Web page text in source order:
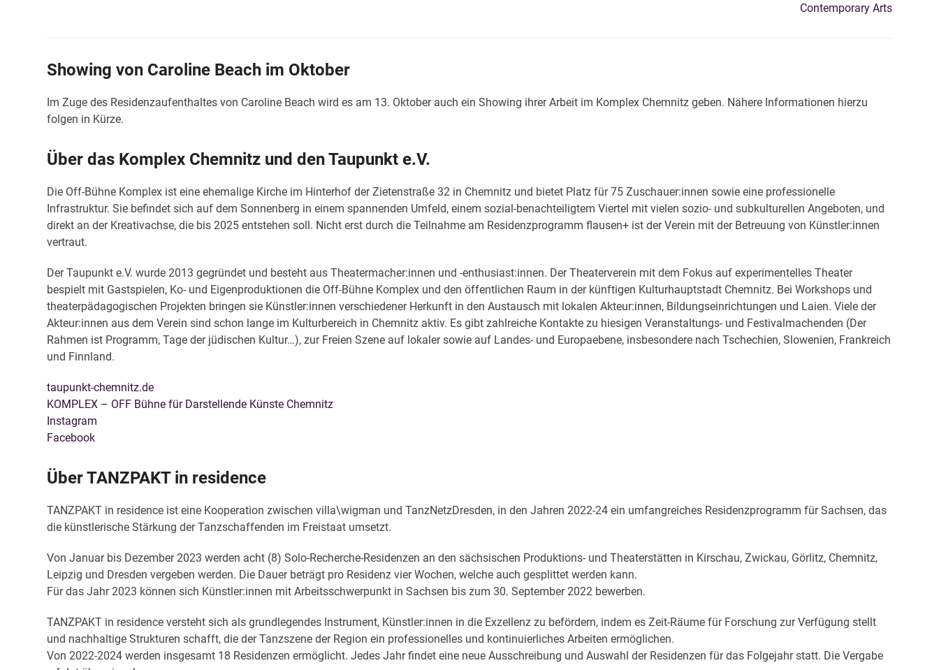
Contemporary Arts
Showing von Caroline Beach im Oktober
Im Zuge des Residenzaufenthaltes von Caroline Beach wird es am 13. Oktober auch ein Showing ihrer Arbeit im Komplex Chemnitz geben. Nähere Informationen hierzu
folgen in Kürze.
Über das Komplex Chemnitz und den Taupunkt e.V.
Die Off-Bühne Komplex ist eine ehemalige Kirche im Hinterhof der Zietenstraße 32 in Chemnitz und bietet Platz für 75 Zuschauer:innen sowie eine professionelle
Infrastruktur. Sie befindet sich auf dem Sonnenberg in einem spannenden Umfeld, einem sozial-benachteiligtem Viertel mit vielen sozio- und subkulturellen Angeboten, und
direkt an der Kreativachse, die bis 2025 entstehen soll. Nicht erst durch die Teilnahme am Residenzprogramm flausen+ ist der Verein mit der Betreuung von Künstler:innen
vertraut.
Der Taupunkt e.V. wurde 2013 gegründet und besteht aus Theatermacher:innen und -enthusiast:innen. Der Theaterverein mit dem Fokus auf experimentelles Theater
bespielt mit Gastspielen, Ko- und Eigenproduktionen die Off-Bühne Komplex und den öffentlichen Raum in der künftigen Kulturhauptstadt Chemnitz. Bei Workshops und
theaterpädagogischen Projekten bringen sie Künstler:innen verschiedener Herkunft in den Austausch mit lokalen Akteur:innen, Bildungseinrichtungen und Laien. Viele der
Akteur:innen aus dem Verein sind schon lange im Kulturbereich in Chemnitz aktiv. Es gibt zahlreiche Kontakte zu hiesigen Veranstaltungs- und Festivalmachenden (Der
Rahmen ist Programm, Tage der jüdischen Kultur…), zur Freien Szene auf lokaler sowie auf Landes- und Europaebene, insbesondere nach Tschechien, Slowenien, Frankreich
und Finnland.
taupunkt-chemnitz.de
KOMPLEX – OFF Bühne für Darstellende Künste Chemnitz
Instagram
Facebook
Über TANZPAKT in residence
TANZPAKT in residence ist eine Kooperation zwischen villa\wigman und TanzNetzDresden, in den Jahren 2022-24 ein umfangreiches Residenzprogramm für Sachsen, das
die künstlerische Stärkung der Tanzschaffenden im Freistaat umsetzt.
Von Januar bis Dezember 2023 werden acht (8) Solo-Recherche-Residenzen an den sächsischen Produktions- und Theaterstätten in Kirschau, Zwickau, Görlitz, Chemnitz,
Leipzig und Dresden vergeben werden. Die Dauer beträgt pro Residenz vier Wochen, welche auch gesplittet werden kann.
Für das Jahr 2023 können sich Künstler:innen mit Arbeitsschwerpunkt in Sachsen bis zum 30. September 2022 bewerben.
TANZPAKT in residence versteht sich als grundlegendes Instrument, Künstler:innen in die Exzellenz zu befördern, indem es Zeit-Räume für Forschung zur Verfügung stellt
und nachhaltige Strukturen schafft, die der Tanzszene der Region ein professionelles und kontinuierliches Arbeiten ermöglichen.
Von 2022-2024 werden insgesamt 18 Residenzen ermöglicht. Jedes Jahr findet eine neue Ausschreibung und Auswahl der Residenzen für das Folgejahr statt. Die Vergabe